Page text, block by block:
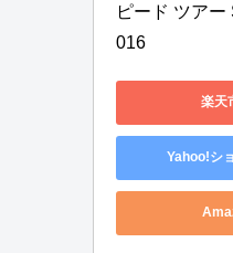
ピード ツア
016
楽天
Yahoo!シ